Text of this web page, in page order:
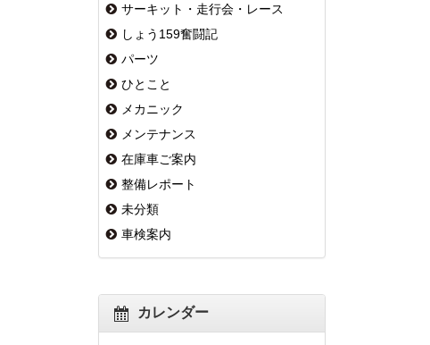
サーキット・走行会・レース
しょう159奮闘記
パーツ
ひとこと
メカニック
メンテナンス
在庫車ご案内
整備レポート
未分類
車検案内
カレンダー